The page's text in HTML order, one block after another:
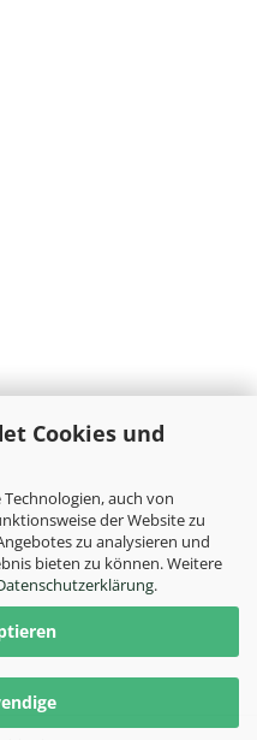
Cookies und
auch von
der Website zu
zu analysieren und
bieten zu können. Weitere
.